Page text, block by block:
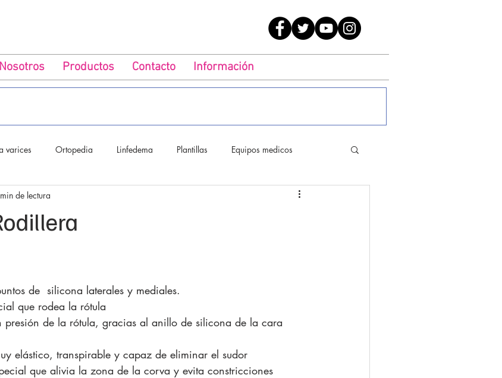
Nosotros Productos Contacto Información
varices Ortopedia Linfedema Plantillas Equipos medicos
Embarazadas
de lectura
de  silicona laterales y mediales.
que rodea la rótula
presión de la rótula, gracias al anillo de silicona de la cara
elástico, transpirable y capaz de eliminar el sudor
que alivia la zona de la corva y evita constricciones